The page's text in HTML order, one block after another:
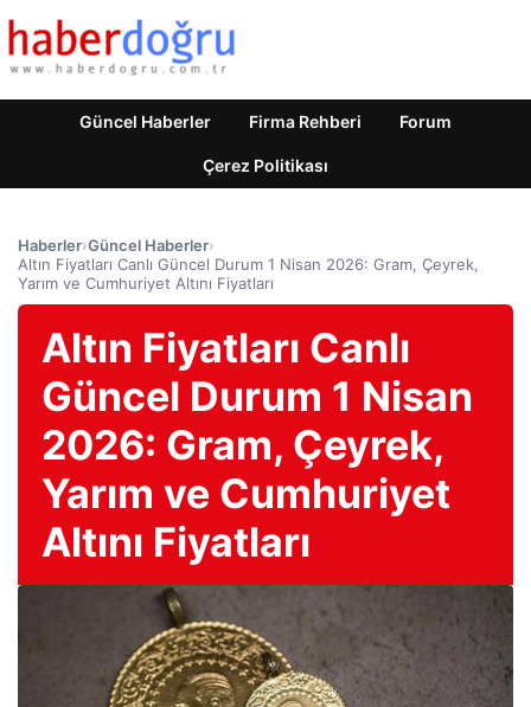
Güncel Haberler Firma Rehberi Forum
Çerez Politikası
Haberler›Güncel Haberler›
Altın Fiyatları Canlı Güncel Durum 1 Nisan 2026: Gram, Çeyrek,
Yarım ve Cumhuriyet Altını Fiyatları
Altın Fiyatları Canlı
Güncel Durum 1 Nisan
2026: Gram, Çeyrek,
Yarım ve Cumhuriyet
Altını Fiyatları